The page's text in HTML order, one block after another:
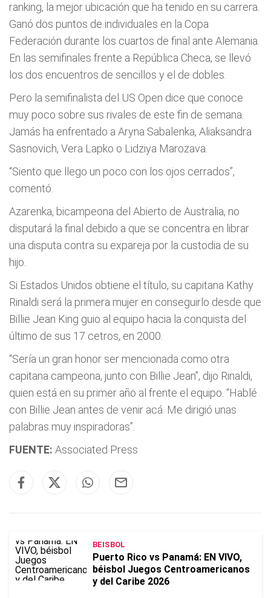
ranking, la mejor ubicación que ha tenido en su carrera.
Ganó dos puntos de individuales en la Copa
Federación durante los cuartos de final ante Alemania.
En las semifinales frente a República Checa, se llevó
los dos encuentros de sencillos y el de dobles.
Pero la semifinalista del US Open dice que conoce
muy poco sobre sus rivales de este fin de semana.
Jamás ha enfrentado a Aryna Sabalenka, Aliaksandra
Sasnovich, Vera Lapko o Lidziya Marozava.
“Siento que llego un poco con los ojos cerrados”,
comentó.
Azarenka, bicampeona del Abierto de Australia, no
disputará la final debido a que se concentra en librar
una disputa contra su expareja por la custodia de su
hijo.
Si Estados Unidos obtiene el título, su capitana Kathy
Rinaldi será la primera mujer en conseguirlo desde que
Billie Jean King guio al equipo hacia la conquista del
último de sus 17 cetros, en 2000.
“Sería un gran honor ser mencionada como otra
capitana campeona, junto con Billie Jean”, dijo Rinaldi,
quien está en su primer año al frente el equipo. “Hablé
con Billie Jean antes de venir acá. Me dirigió unas
palabras muy inspiradoras”.
FUENTE: Associated Press
BEISBOL
Puerto Rico vs Panamá: EN VIVO,
béisbol Juegos Centroamericanos
y del Caribe 2026